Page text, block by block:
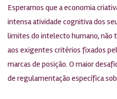
Esperamos que a economia
intensa atividade cognitiva dos
limites do intelecto humano, não
aos exigentes critérios fixados
marcas de posição. O maior
de regulamentação específica